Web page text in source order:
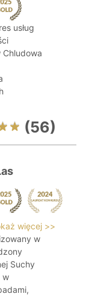
usług
Chludowa
(56)
więcej >>
w
Suchy
w